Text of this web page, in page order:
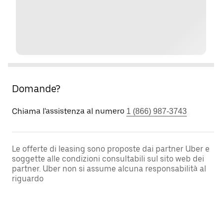
Domande?
Chiama l'assistenza al numero 1 (866) 987-3743
Le offerte di leasing sono proposte dai partner Uber e
soggette alle condizioni consultabili sul sito web dei
partner. Uber non si assume alcuna responsabilità al
riguardo